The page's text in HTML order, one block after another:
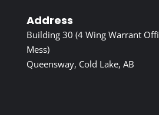
Address
Building 30 (4 Wing Warrant
Mess)
Queensway, Cold Lake, AB